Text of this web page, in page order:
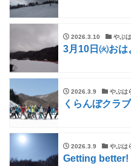
2026.3.10 やぶ
3月10日㈫おは
2026.3.9 やぶは
くらんぼクラ
2026.3.9 やぶは
Getting better!